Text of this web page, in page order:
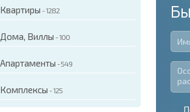
Квартиры - 1282
Дома, Виллы - 100
Апартаменты - 549
Комплексы - 125